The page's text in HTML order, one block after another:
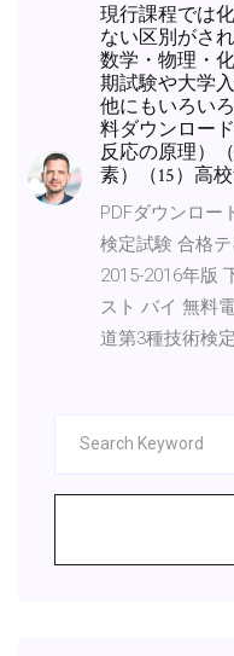
現行課程では
ない区別がさ
数学・物理・
期試験や大学
他にもいろい
料ダウンロー
反応の原理）
素）（15）高
PDFダウンロー
検定試験 合格
2015-2016年版
スト バイ 無料
道第3種技術検